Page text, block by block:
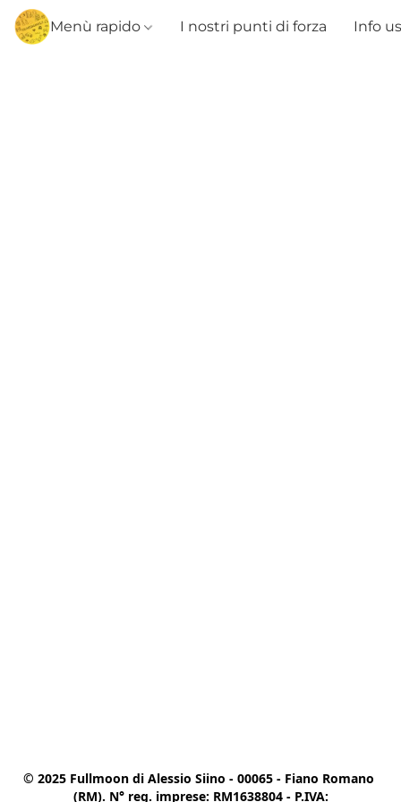
Menù rapido I nostri punti di forza Info
© 2025 Fullmoon di Alessio Siino - 00065 - Fiano Romano
(RM). N° reg. imprese: RM1638804 - P.IVA: